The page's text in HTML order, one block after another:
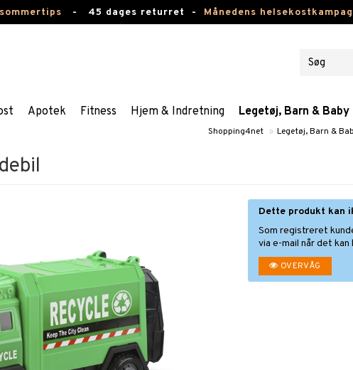
- 45 dages returret - Månedens
Apotek Fitness Hjem & Indretning Legetøj, Barn & Baby
Shopping4net » Legetøj, Barn &
Dette produkt kan
Som registreret
via e-mail når det kan
OVERVÅG